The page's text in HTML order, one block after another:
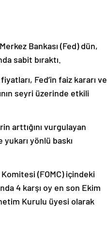
Bankası (Fed) dün,
sabit bıraktı.
Fed’in faiz kararı ve
seyri üzerinde etkili
arttığını vurgulayan
yönlü baskı
Komitesi (FOMC) içindeki
4 karşı oy en son Ekim
Kurulu üyesi olarak